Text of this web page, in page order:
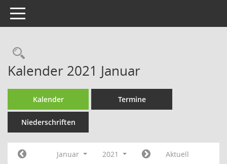
Toggle navigation
Rechercheauswahl
Kalender 2021 Januar
Kalender Termine
Niederschriften
Januar 2021
Aktuell